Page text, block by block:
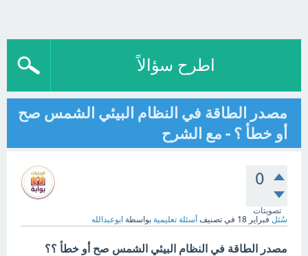
اطرح سؤالاً
‏مصدر الطاقة في النظام البيئي الشمس صح
أو خطأ ؟ - مع الشرح
0
تصويتات
سُئل فبراير 18 في تصنيف أسئلة تعليمية بواسطة ابوعبدالله
‏مصدر الطاقة في النظام البيئي الشمس صح أو خطأ ؟؟